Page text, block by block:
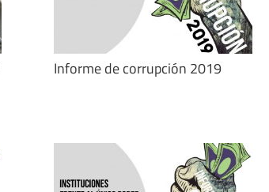
Informe de corrupción 2019